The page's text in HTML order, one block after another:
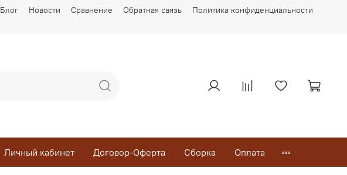
Блог Новости Сравнение Обратная связь Политика конфиденциальности
Личный кабинет Договор-Оферта Сборка Оплата